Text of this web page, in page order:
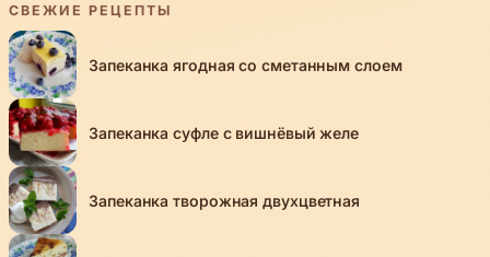
СВЕЖИЕ РЕЦЕПТЫ
Запеканка ягодная со сметанным слоем
Запеканка суфле с вишнёвый желе
Запеканка творожная двухцветная